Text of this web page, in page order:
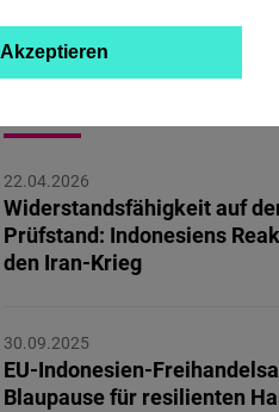
22.04.2026
Widerstandsfähigkeit auf
Prüfstand: Indonesiens
den Iran-Krieg
30.09.2025
Blaupause für resilienten
Akzeptieren